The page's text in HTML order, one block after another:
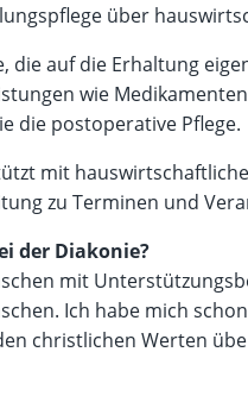
über
die auf die Erhaltung
wie
die postoperative Pflege.
mit
zu Terminen und
der Diakonie?
mit
Ich habe mich
christlichen Werten